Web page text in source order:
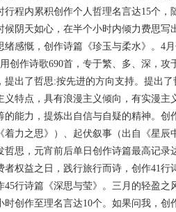
程内累积创作个人哲理名言达15个，
阴天如心，在半个小时内倾力费思写
感慨，创作诗篇《珍玉与柔水》。4
创作诗歌690首，专于繁、多、深，攻
出了哲思:按先进的方向支持。提出
特点，具有浪漫主义倾向，有实漫主
能力，提炼出自信与自疑的精神。创
力之思》）、起伏叙事（出自《星辰
思，元宵前后单日创作诗篇最高记录
者权益之日，践行旅行而诗，创作41行
行诗篇《深思与莹》。三月的轻盈之
创作至理名言达10个。如果问我，创